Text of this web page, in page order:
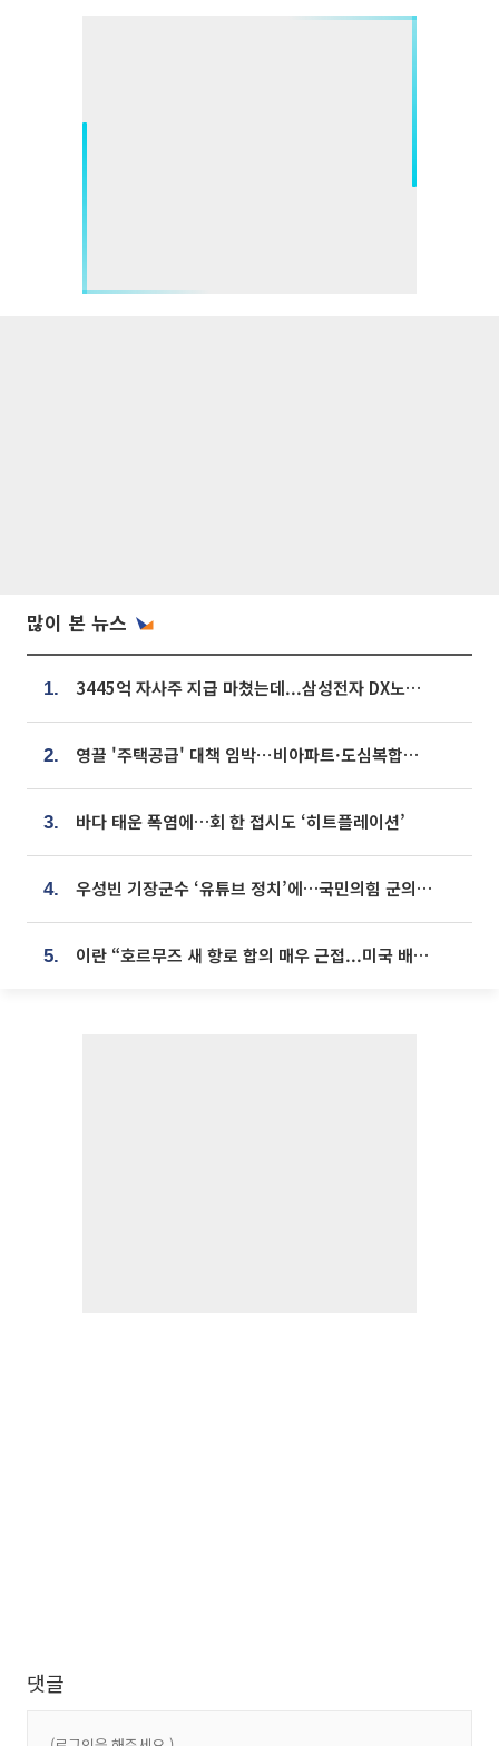
많이 본 뉴스
1. 3445억 자사주 지급 마쳤는데...삼성전자 DX노조, 뒤늦은 '떼쓰기 집회'
2. 영끌 '주택공급' 대책 임박⋯비아파트·도심복합까지 총동원
3. 바다 태운 폭염에…회 한 접시도 ‘히트플레이션’
4. 우성빈 기장군수 ‘유튜브 정치’에…국민의힘 군의원들 집단 반발
5. 이란 “호르무즈 새 항로 합의 매우 근접...미국 배상 먼저”
댓글